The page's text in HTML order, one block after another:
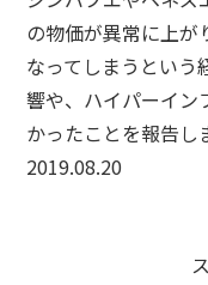
の物価が異常に上が
なってしまうという
響や、ハイパーイン
かったことを報告し
2019.08.20